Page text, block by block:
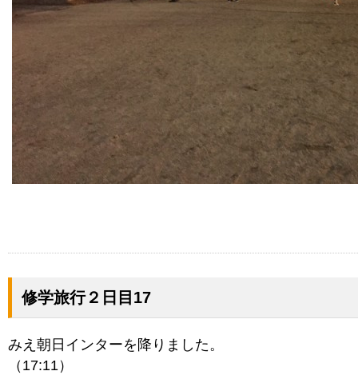
修学旅行２日目17
みえ朝日インターを降りました。
（17:11）